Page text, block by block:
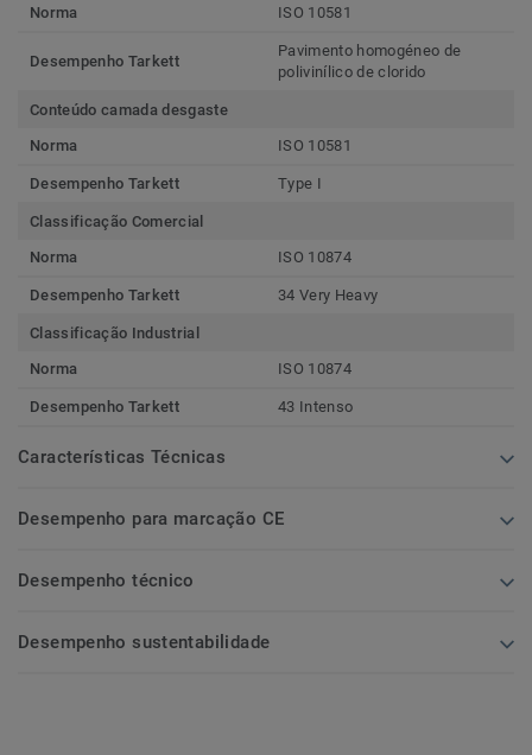
Norma
ISO 10581
Desempenho Tarkett
Pavimento homogéneo de
polivinílico de clorido
Conteúdo camada desgaste
Norma
ISO 10581
Desempenho Tarkett Type I
Classificação Comercial
Norma
ISO 10874
Desempenho Tarkett 34 Very Heavy
Classificação Industrial
Norma
ISO 10874
Desempenho Tarkett 43 Intenso
Características Técnicas
Desempenho para marcação CE
Desempenho técnico
Desempenho sustentabilidade